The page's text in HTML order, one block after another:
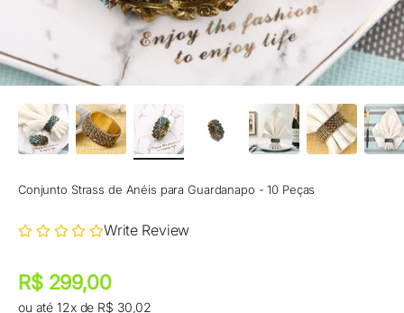
Conjunto Strass de Anéis para Guardanapo - 10 Peças
Write Review
Preço promocional
Preço promocional
R$ 299,00
ou até 12x de R$ 30,02